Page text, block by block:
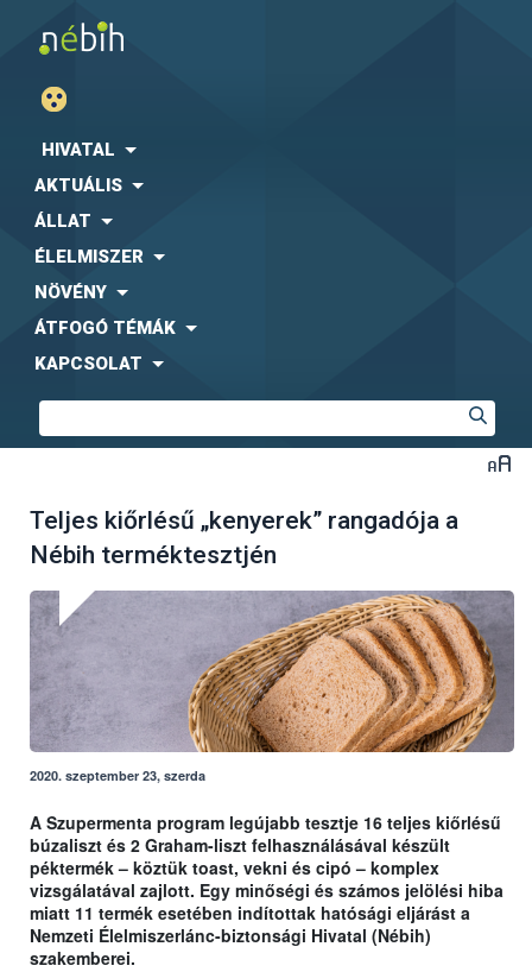
HIVATAL
AKTUÁLIS
ÁLLAT
ÉLELMISZER
NÖVÉNY
ÁTFOGÓ TÉMÁK
KAPCSOLAT
Teljes kiőrlésű „kenyerek” rangadója a
Nébih terméktesztjén
2020. szeptember 23, szerda
A Szupermenta program legújabb tesztje 16 teljes kiőrlésű
búzaliszt és 2 Graham-liszt felhasználásával készült
péktermék – köztük toast, vekni és cipó – komplex
vizsgálatával zajlott. Egy minőségi és számos jelölési hiba
miatt 11 termék esetében indítottak hatósági eljárást a
Nemzeti Élelmiszerlánc-biztonsági Hivatal (Nébih)
szakemberei.